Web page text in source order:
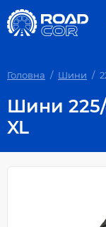
Головна Шини
Шини 225/
XL